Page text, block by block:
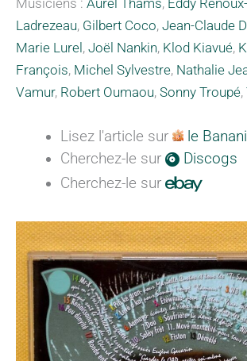
Musiciens : Aurel Thams, Eddy
Ladrezeau, Gilbert Coco, Jean-Claude
Marie Lurel , Joël Nankin, Klod Kiavué,
François, Michel Sylvestre, Nathalie
Vamur, Robert Oumaou, Sonny Troupé,
Lisez l'article sur
le
Cherchez-le sur
Discogs
Cherchez-le sur